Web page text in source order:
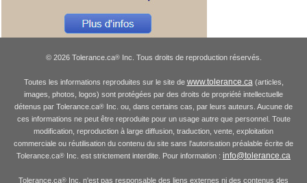
© 2026 Tolerance.ca®Inc. Tous droits de reproduction réservés.
Toutes les informations reproduites sur le site de www.tolerance.ca(articles,
images, photos, logos) sont protégées par des droits de propriété intellectuelle
détenus par Tolerance.ca® Inc. ou, dans certains cas, par leurs auteurs. Aucune de
ces informations ne peut être reproduite pour un usage autre que personnel. Toute
modification, reproduction à large diffusion, traduction, vente, exploitation
commerciale ou réutilisation du contenu du site sans l'autorisation préalable écrite de
Tolerance.ca® Inc. est strictement interdite. Pour information : info@tolerance.ca
Tolerance.ca® Inc. n'est pas responsable des liens externes ni des contenus des